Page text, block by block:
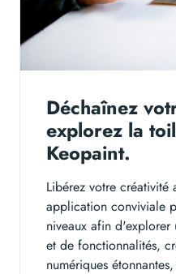
Déchaînez
explorez la
Keopaint.
Libérez votre créativité
application conviviale
niveaux afin
et de fonctionnalités,
numériques